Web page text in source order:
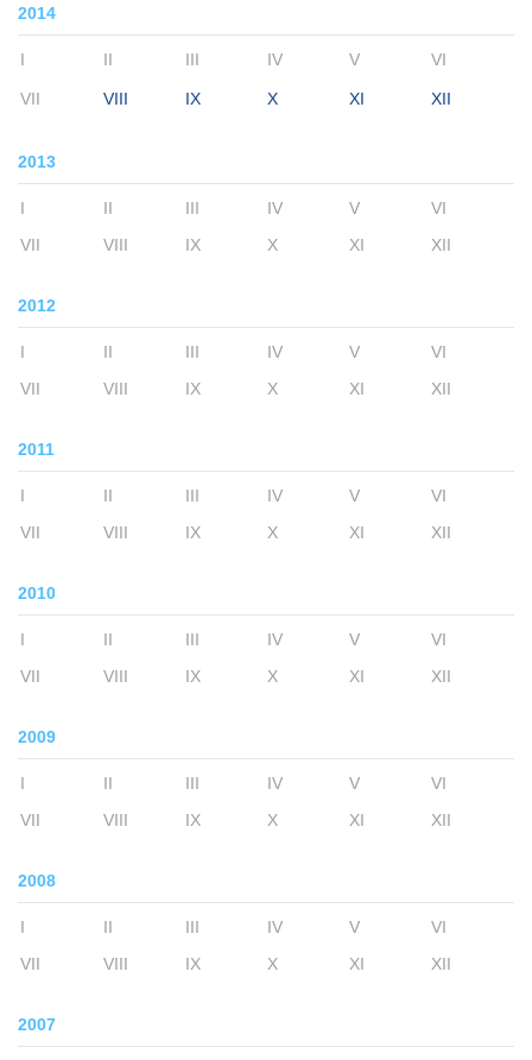
2014
I II III IV V VI
VII VIII IX X XI XII
2013
I II III IV V
VI
VII
VIII IX X XI XII
2012
I II III IV V
VI
VII
VIII IX X XI XII
2011
I II III IV V
VI
VII
VIII IX X XI XII
2010
I II III IV V
VI
VII
VIII IX X XI XII
2009
I II III IV V
VI
VII
VIII IX X XI XII
2008
I II III IV V
VI
VII
VIII IX X XI XII
2007